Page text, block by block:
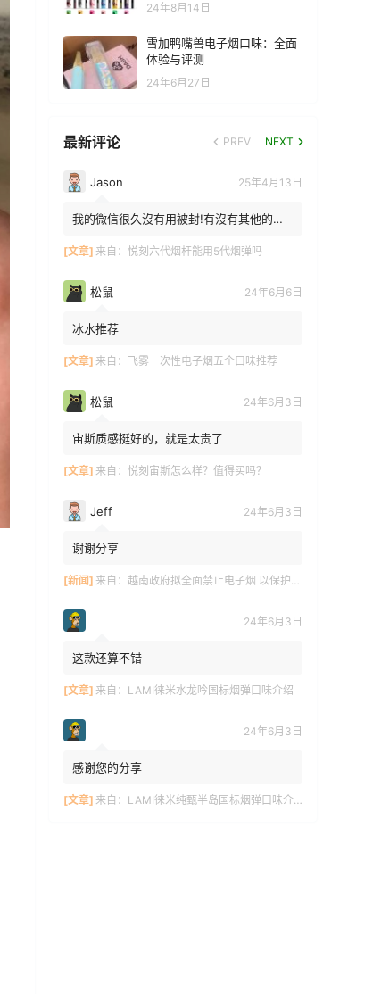
24年8月14日
雪加鸭嘴兽电子烟口味：全面
体验与评测
24年6月27日
最新评论 PREV NEXT
Jason 25年4月13日
我的微信很久沒有用被封!有沒有其他的方
[文章] 来自： 悦刻六代烟杆能用5代烟弹吗
松鼠 24年6月6日
冰水推荐
[文章] 来自： 飞雾一次性电子烟五个口味推荐
松鼠 24年6月3日
宙斯质感挺好的，就是太贵了
[文章] 来自： 悦刻宙斯怎么样？值得买吗？
Jeff 24年6月3日
谢谢分享
[新闻] 来自： 越南政府拟全面禁止电子烟 以保护青少年健康
24年6月3日
这款还算不错
[文章] 来自： LAMI徕米水龙吟国标烟弹口味介绍
24年6月3日
感谢您的分享
[文章] 来自： LAMI徕米纯甄半岛国标烟弹口味介绍